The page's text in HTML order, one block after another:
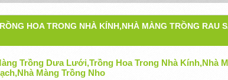
HOA TRONG NHÀ KÍNH,NHÀ MÀNG TRỒNG RAU
Trồng Dưa Lưới,trồng Hoa Trong Nhà Kính,nhà
Màng Trồng Nho